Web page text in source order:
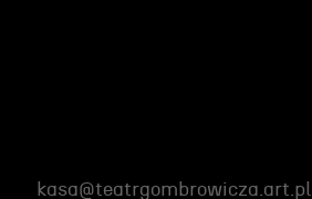
kasa@teatrgombrowicza.art.pl